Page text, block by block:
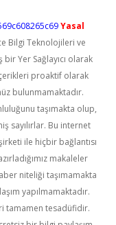
Yasal
Bilgi Teknolojileri ve
Yer Sağlayıcı olarak
proaktif olarak
bulunmamaktadır.
taşımakta olup,
sayılırlar. Bu internet
ile hiçbir bağlantısı
makaleler
niteliği taşımamakta
yapılmamaktadır.
tamamen tesadüfidir.